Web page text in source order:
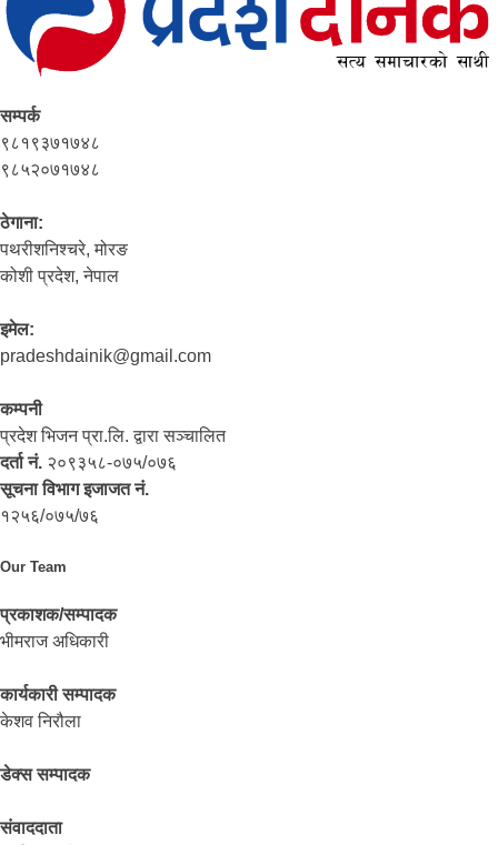
सम्पर्क
९८१९३७१७४८
९८५२०७१७४८
ठेगाना:
पथरीशनिश्‍चरे, मोरङ
कोशी प्रदेश, नेपाल
इमेल:
pradeshdainik@gmail.com
कम्पनी
प्रदेश भिजन प्रा.लि. द्वारा सञ्‍चालित
दर्ता नं. २०९३५८-०७५/०७६
सूचना विभाग इजाजत नं.
१२५६/०७५/७६
Our Team
प्रकाशक/सम्पादक
भीमराज अधिकारी
कार्यकारी सम्पादक
केशव निरौला
डेक्स सम्पादक
संवाददाता